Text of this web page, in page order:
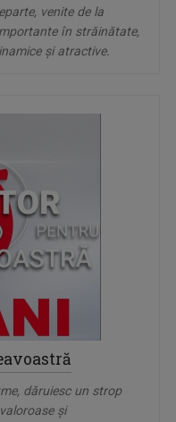
venite de la
în străinătate,
şi atractive.
dăruiesc un strop
şi